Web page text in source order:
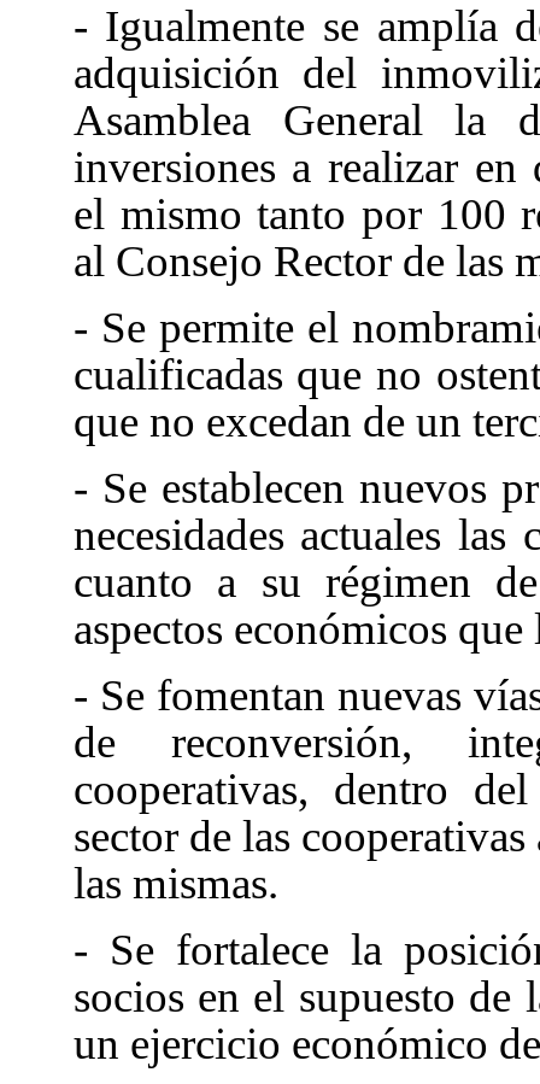
- Igualmente se amplía
adquisición del
Asamblea General la
inversiones a realizar en
el mismo tanto por 100
al Consejo Rector de las
- Se permite el
cualificadas que no
que no excedan de un
- Se establecen nuevos
necesidades actuales
cuanto a su régimen
aspectos económicos
- Se fomentan nuevas
de reconversión,
cooperativas, dentro
sector de las
las mismas.
- Se fortalece la
socios en el supuesto de
un ejercicio económico